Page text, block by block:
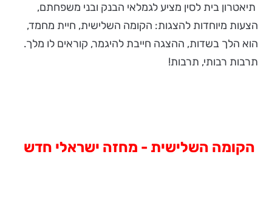
תיאטרון בית לסין מציע לגמלאי הבנק ובני משפחתם,
הצעות מיוחדות להצגות: הקומה השלישית, חיית מחמד,
הוא הלך בשדות, ההצגה חייבת להיגמר, קוראים לו מלך.
תרבות רבותי, תרבות!
הקומה השלישית - מחזה ישראלי חדש